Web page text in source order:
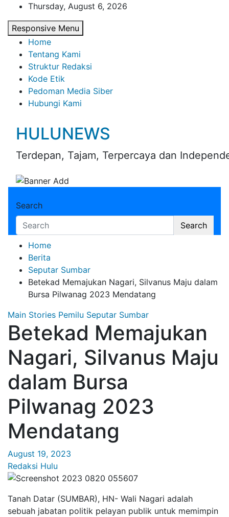
content
Thursday, August 6, 2026
Responsive Menu
Home
Tentang Kami
Struktur Redaksi
Kode Etik
Pedoman Media Siber
Hubungi Kami
HULUNEWS
Terdepan, Tajam, Terpercaya dan
Search
Search
Home
Berita
Seputar Sumbar
Betekad Memajukan Nagari, Silvanus Maju dalam
Bursa Pilwanag 2023 Mendatang
Main Stories Pemilu Seputar Sumbar
Betekad Memajukan
Nagari, Silvanus Maju
dalam Bursa
Pilwanag 2023
Mendatang
August 19, 2023
Redaksi Hulu
Tanah Datar (SUMBAR), HN- Wali Nagari adalah
sebuah jabatan politik pelayan publik untuk memimpin